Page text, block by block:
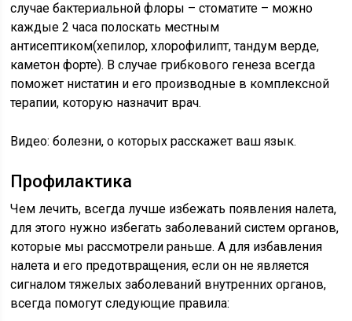
случае бактериальной флоры – стоматите – можно
каждые 2 часа полоскать местным
антисептиком(хепилор, хлорофилипт, тандум верде,
каметон форте). В случае грибкового генеза всегда
поможет нистатин и его производные в комплексной
терапии, которую назначит врач.
Видео: болезни, о которых расскажет ваш язык.
Профилактика
Чем лечить, всегда лучше избежать появления налета,
для этого нужно избегать заболеваний систем органов,
которые мы рассмотрели раньше. А для избавления
налета и его предотвращения, если он не является
сигналом тяжелых заболеваний внутренних органов,
всегда помогут следующие правила: